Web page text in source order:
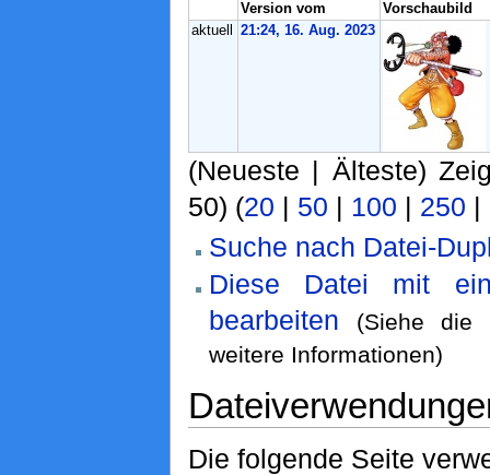
Version vom
Vorschaubild
aktuell
21:24, 16. Aug. 2023
(Neueste | Älteste)
50) (20 | 50 | 100 | 250 |
Suche nach Datei-
Diese Datei mit
bearbeiten
(Siehe die
weitere Informationen)
Die folgende Seite